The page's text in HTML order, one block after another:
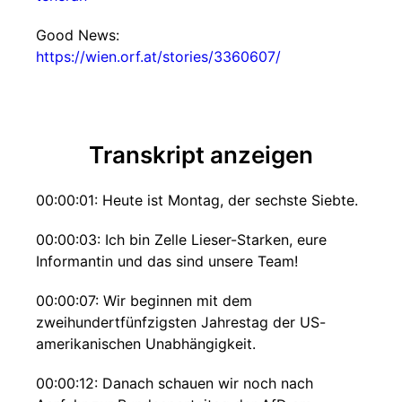
Good News:
https://wien.orf.at/stories/3360607/
Transkript anzeigen
00:00:01: Heute ist Montag, der sechste Siebte.
00:00:03: Ich bin Zelle Lieser-Starken, eure
Informantin und das sind unsere Team!
00:00:07: Wir beginnen mit dem
zweihundertfünfzigsten Jahrestag der US-
amerikanischen Unabhängigkeit.
00:00:12: Danach schauen wir noch nach